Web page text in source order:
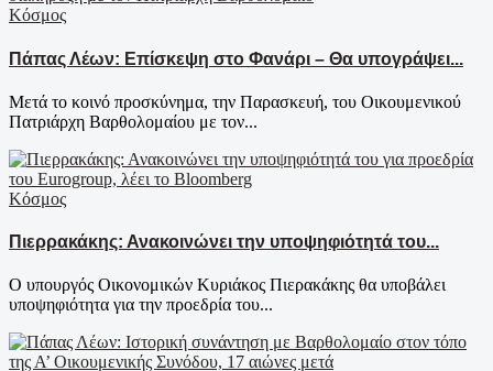
Κόσμος
Πάπας Λέων: Επίσκεψη στο Φανάρι – Θα υπογράψει...
Μετά το κοινό προσκύνημα, την Παρασκευή, του Οικουμενικού
Πατριάρχη Βαρθολομαίου με τον...
Κόσμος
Πιερρακάκης: Ανακοινώνει την υποψηφιότητά του...
Ο υπουργός Οικονομικών Κυριάκος Πιερακάκης θα υποβάλει
υποψηφιότητα για την προεδρία του...